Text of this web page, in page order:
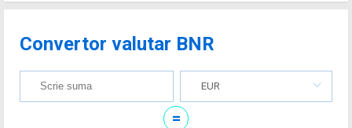
Convertor valutar BNR
EUR
=